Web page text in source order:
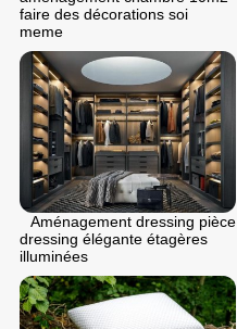
faire des décorations soi
meme
Aménagement dressing pièce
dressing élégante étagères
illuminées